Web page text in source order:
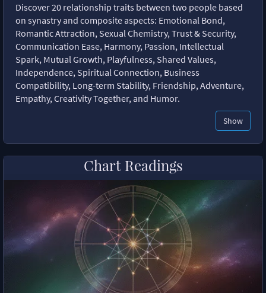
Discover 20 relationship traits between two people based
on synastry and composite aspects: Emotional Bond,
Romantic Attraction, Sexual Chemistry, Trust & Security,
Communication Ease, Harmony, Passion, Intellectual
Spark, Mutual Growth, Playfulness, Shared Values,
Independence, Spiritual Connection, Business
Compatibility, Long-term Stability, Friendship, Adventure,
Empathy, Creativity Together, and Humor.
Show
Chart Readings